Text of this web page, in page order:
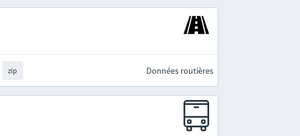
zip Données routières